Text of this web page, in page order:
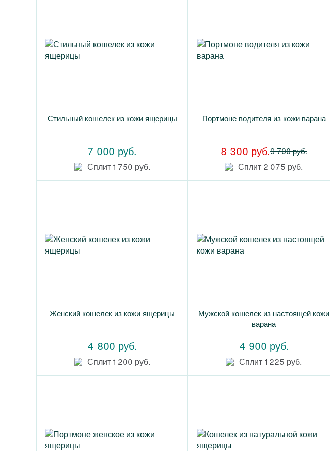
Стильный кошелек из кожи ящерицы
7 000 руб.
Сплит 1 750 руб.
Портмоне водителя из кожи варана
8 300 руб.9 700 руб.
Сплит 2 075 руб.
Женский кошелек из кожи ящерицы
4 800 руб.
Сплит 1 200 руб.
Мужской кошелек из настоящей кожи
варана
4 900 руб.
Сплит 1 225 руб.